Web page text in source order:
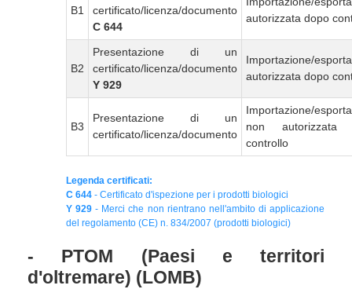
B1
certificato/licenza/documento
C 644
autorizzata dopo
B2
Presentazione di un
certificato/licenza/documento
Y 929
Importazione/
autorizzata dopo
B3
Presentazione di un
certificato/licenza/documento
Importazione/
non autorizzata
controllo
Legenda certificati:
C 644 - Certificato d'ispezione per i prodotti biologici
Y 929 - Merci che non rientrano nell'ambito di applicazione
del regolamento (CE) n. 834/2007 (prodotti biologici)
- PTOM (Paesi e territori
d'oltremare) (LOMB)